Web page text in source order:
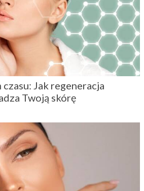
czasu: Jak regeneracja
Twoją skórę